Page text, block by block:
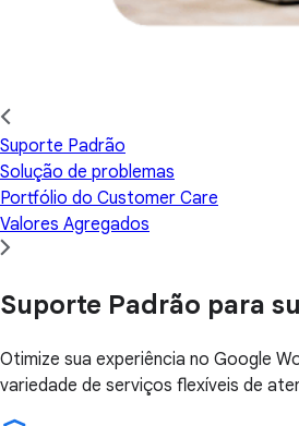
Suporte Padrão
Solução de problemas
Portfólio do Customer Care
Valores Agregados
Suporte Padrão para
Otimize sua experiência no Google
variedade de serviços flexíveis de